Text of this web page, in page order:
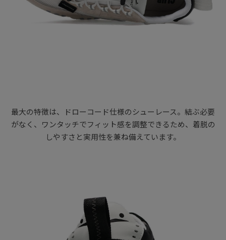
最大の特徴は、ドローコード仕様のシューレース。結ぶ必要
がなく、ワンタッチでフィット感を調整できるため、着脱の
しやすさと実用性を兼ね備えています。